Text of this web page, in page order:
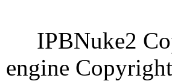
IPBNuke2
engine